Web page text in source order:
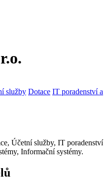
služby Dotace IT poradenství a
Účetní služby, IT poradenství
Informační systémy.